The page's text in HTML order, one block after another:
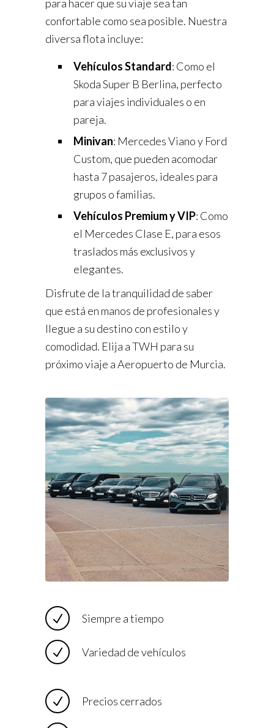
para hacer que su viaje sea tan
confortable como sea posible. Nuestra
diversa flota incluye:
Vehículos Standard: Como el
Skoda Super B Berlina, perfecto
para viajes individuales o en
pareja.
Minivan: Mercedes Viano y Ford
Custom, que pueden acomodar
hasta 7 pasajeros, ideales para
grupos o familias.
Vehículos Premium y VIP: Como
el Mercedes Clase E, para esos
traslados más exclusivos y
elegantes.
Disfrute de la tranquilidad de saber
que está en manos de profesionales y
llegue a su destino con estilo y
comodidad. Elija a TWH para su
próximo viaje a Aeropuerto de Murcia.
Siempre a tiempo
Variedad de vehículos
Precios cerrados